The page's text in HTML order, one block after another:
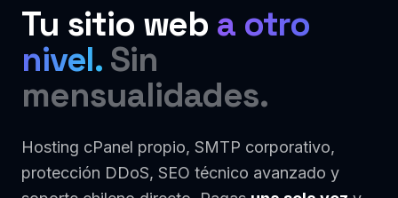
Tu sitio web a otro
nivel. Sin
mensualidades.
Hosting cPanel propio, SMTP corporativo,
protección DDoS, SEO técnico avanzado y